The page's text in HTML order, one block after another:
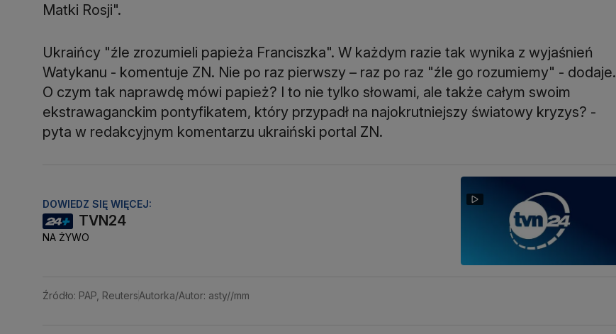
Matki Rosji".
Ukraińcy "źle zrozumieli papieża Franciszka". W każdym razie tak wynika z wyjaśnień
Watykanu - komentuje ZN. Nie po raz pierwszy – raz po raz "źle go rozumiemy" - dodaje.
O czym tak naprawdę mówi papież? I to nie tylko słowami, ale także całym swoim
ekstrawaganckim pontyfikatem, który przypadł na najokrutniejszy światowy kryzys? -
pyta w redakcyjnym komentarzu ukraiński portal ZN.
DOWIEDZ SIĘ WIĘCEJ:
TVN24
NA ŻYWO
Źródło: PAP, ReutersAutorka/Autor: asty//mm